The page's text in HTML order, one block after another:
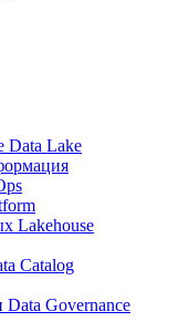
Data Lake
Lakehouse
Catalog
Data Governance